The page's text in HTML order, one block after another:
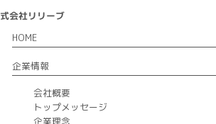
会社リリーブ
HOME
企業情報
会社概要
トップメッセージ
企業理念